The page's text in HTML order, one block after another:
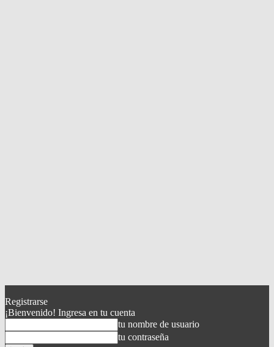
Registrarse
¡Bienvenido! Ingresa en tu cuenta
tu nombre de usuario
tu contraseña